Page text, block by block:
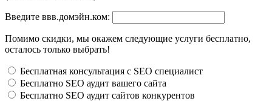
Введите ввв.домэйн.ком:
Помимо скидки, мы окажем следующие услуги бесплатно,
осталось только выбрать!
Бесплатная консультация с SEO специалист
Бесплатно SEO аудит вашего сайта
Бесплатно SEO аудит сайтов конкурентов